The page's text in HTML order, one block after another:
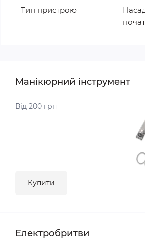
Тип пристрою
Манікюрний інструмент
Від 200 грн
Купити
Електробритви